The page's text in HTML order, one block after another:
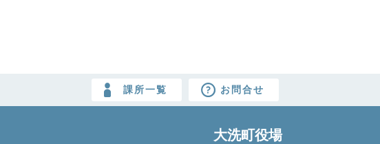
課所一覧 お問合せ
大洗町役場